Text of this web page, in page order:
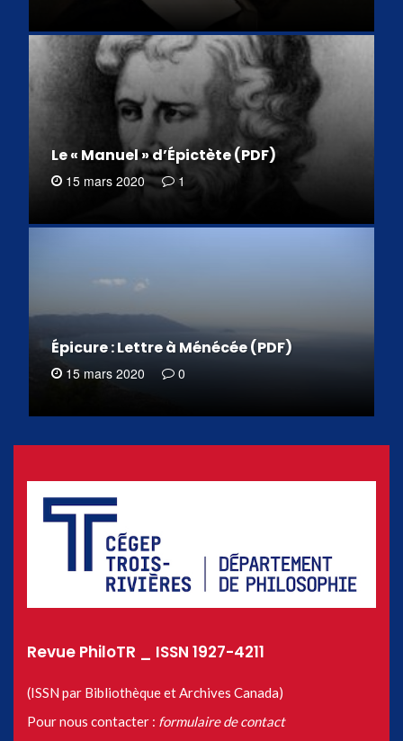
Le « Manuel » d’Épictète (PDF)
15 mars 2020 1
Épicure : Lettre à Ménécée (PDF)
15 mars 2020 0
Revue PhiloTR _ ISSN 1927-4211
(ISSN par Bibliothèque et Archives Canada)
Pour nous contacter : formulaire de contact